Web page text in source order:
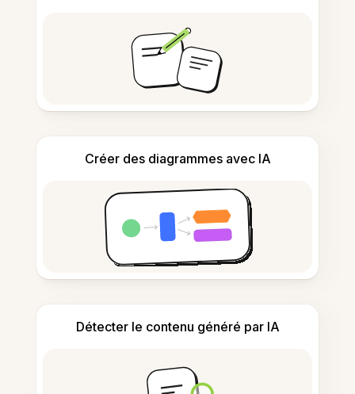
Créer des diagrammes avec IA
Détecter le contenu généré par IA